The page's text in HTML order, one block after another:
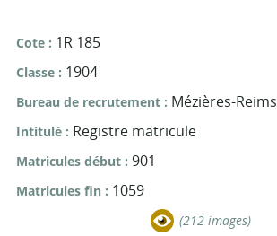
Cote 1R 185
Classe 1904
Bureau de recrutement Mézières-Reims
Intitulé Registre matricule
Matricules début 901
Matricules fin 1059
(212 images)